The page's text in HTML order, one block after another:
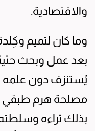
والاقتصادية.
وما كان لتميم وكِلدة
بعد عمل وبحث
يُستنزف دون
مصلحة هرم طبقي
بذلك ثراءه